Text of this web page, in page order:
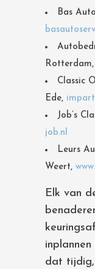
Bas
Rotterdam,
Classic
Ede,
Job’s
job.nl
Leurs
Weert,
Elk van
dat tijdig,